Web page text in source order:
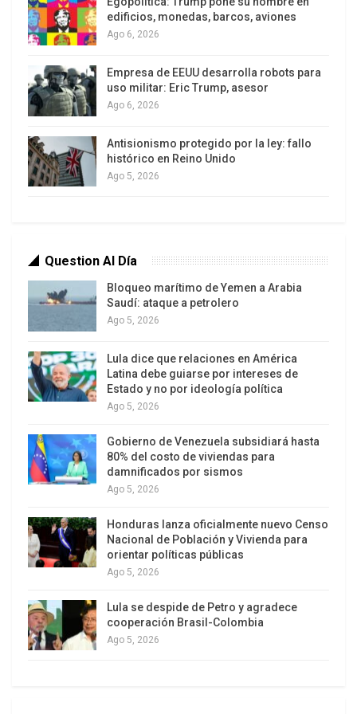
ciudad de Colonia, al oeste de Montevideo.
La carta suscrita ,también refleja el compromiso
de ambas instituciones de adoptar las
modificaciones necesarias en los respectivos
ordenamientos jurídicos.
El BCU y el BCRA han desarrollado estudios
conjuntos con la intención de implantar este
sistema de pagos bilateral en moneda local, con
Detalló además que la medida busca reducir los
costos de transacción en las operaciones de
comercio exterior y aumentar la liquidez y
eficiencia del mercado de cambio peso uruguayo-
peso argentino.
Recientemente, el vicepresidente uruguayo, Danilo
Astori, manifestó que su Gobierno dispuesto a
operar en “monedas locales”, tanto en bienes
como en servicios, con el objetivo de buscar
atraer al turismo.
atraer el turismo proveniente de Argentina, donde
la administración de Cristina Fernández decidió
gravar las compras en el exterior con tarjetas de
por ciento.
Astori recordó que el ingreso de turistas
edificios, monedas, barcos, aviones
Ago 6, 2026
Empresa de EEUU desarrolla robots para
uso militar: Eric Trump, asesor
Ago 6, 2026
Antisionismo protegido por la ley: fallo
histórico en Reino Unido
Ago 5, 2026
Question Al Día
Bloqueo marítimo de Yemen a Arabia
Saudí: ataque a petrolero
Ago 5, 2026
Lula dice que relaciones en América
Latina debe guiarse por intereses de
Estado y no por ideología política
Ago 5, 2026
Gobierno de Venezuela subsidiará hasta
80% del costo de viviendas para
damnificados por sismos
Ago 5, 2026
Honduras lanza oficialmente nuevo Censo
Nacional de Población y Vivienda para
orientar políticas públicas
Ago 5, 2026
Lula se despide de Petro y agradece
cooperación Brasil-Colombia
Ago 5, 2026